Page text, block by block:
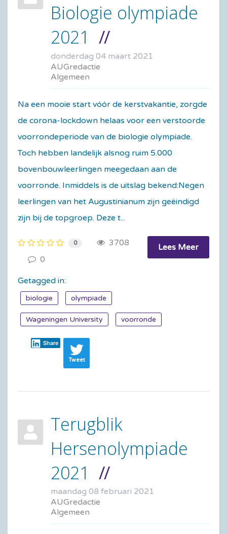
Biologie olympiade
2021
donderdag 04 maart 2021
AUGredactie
Algemeen
Na een mooie start vóór de kerstvakantie, zorgde
de corona-lockdown helaas voor een verstoorde
voorrondeperiode van de biologie olympiade.
Toch hebben landelijk alsnog ruim 5.000
bovenbouwleerlingen meegedaan aan de
voorronde. Inmiddels is de uitslag bekend:Negen
leerlingen van het Augustinianum zijn geëindigd
zijn bij de topgroep. Deze t...
Lees Meer
0
3708
0
Getagged in:
biologie olympiade
Wageningen University voorronde
Share
Tweet
Terugblik
Hersenolympiade
2021
maandag 08 februari 2021
AUGredactie
Algemeen